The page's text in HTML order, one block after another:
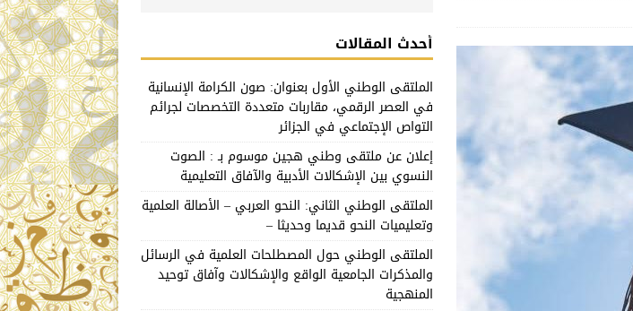
أحدث المقالات
الملتقى الوطني الأول بعنوان: صون الكرامة الإنسانية
في العصر الرقمي، مقاربات متعددة التخصصات لجرائم
التواص الإجتماعي في الجزائر
إعلان عن ملتقى وطني هجين موسوم بـ : الصوت
النسوي بين الإشكالات الأدبية والآفاق التعليمية
الملتقى الوطني الثاني: النحو العربي – الأصالة العلمية
وتعليميات النحو قديما وحديثا –
الملتقى الوطني حول المصطلحات العلمية في الرسائل
والمذكرات الجامعية الواقع والإشكالات وآفاق توحيد
المنهجية